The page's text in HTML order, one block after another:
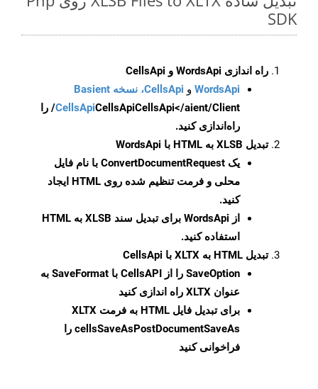
SDK
راه اندازی WordsApi و CellsApi
WordsApi و CellsApi، نسخه Basient
CellsApiCellsApi
CellsApi</aient/Client/ را
راه‌اندازی کنید.
تبدیل XLSB به HTML با WordsApi
یک ConvertDocumentRequest با نام فایل
محلی و فرمت تنظیم شده روی HTML ایجاد
کنید.
از WordsApi برای تبدیل سند XLSB به HTML
استفاده کنید.
تبدیل HTML به XLTX با CellsApi
SaveOption
را از CellsAPI با SaveFormat به
عنوان XLTX راه اندازی کنید
برای تبدیل فایل HTML به فرمت
XLTX
cellsSaveAsPostDocumentSaveAs را
فراخوانی کنید